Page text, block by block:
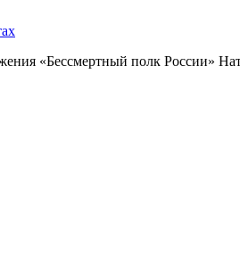
«Бессмертный полк России»